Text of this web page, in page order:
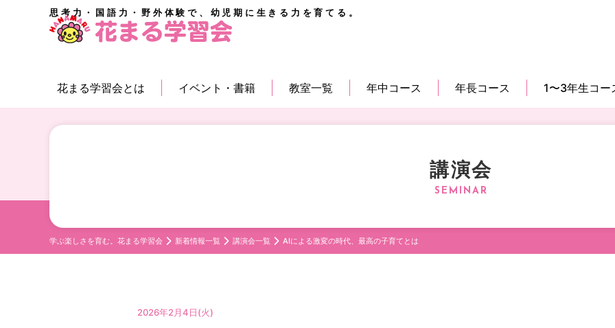
思考力・国語力・野外体験で、幼児期に生きる力を育てる。
花まる学習会とは イベント・書籍 教室一覧 年中コース 年長コース 1〜3年生コー
講演会
学ぶ楽しさを育む。花まる学習会 新着情報一覧 講演会一覧 AIによる激変の時代、最高の子育てとは
2026年2月4日(火)